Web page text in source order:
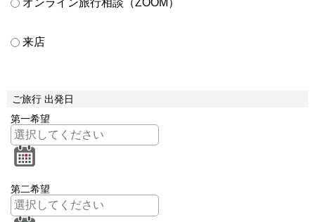
来店
ご旅行 出発日
第一希望
第二希望